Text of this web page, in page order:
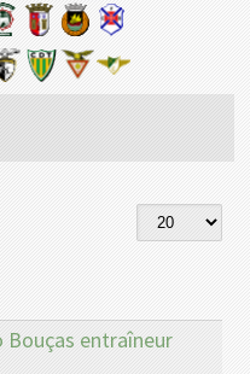
Bouças entraîneur